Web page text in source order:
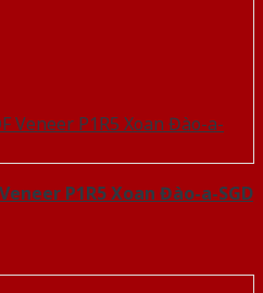
P1R5 Xoan Đào-a-SGD